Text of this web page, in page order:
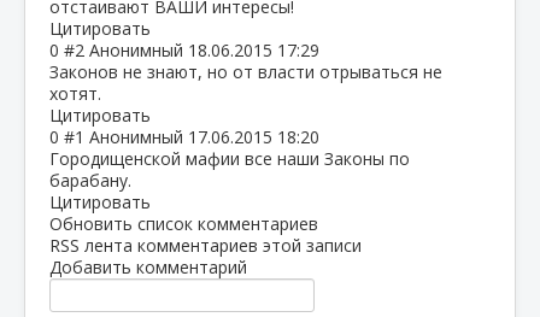
отстаивают ВАШИ интересы!
Цитировать
0 #2 Анонимный 18.06.2015 17:29
Законов не знают, но от власти отрываться не
хотят.
Цитировать
0 #1 Анонимный 17.06.2015 18:20
Городищенской мафии все наши Законы по
барабану.
Цитировать
Обновить список комментариев
RSS лента комментариев этой записи
Добавить комментарий